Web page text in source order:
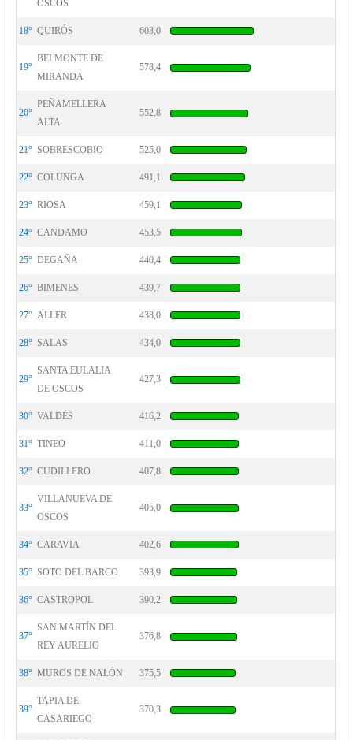
OSCOS
18° QUIRÓS 603,0
19°
BELMONTE DE
MIRANDA
578,4
20°
PEÑAMELLERA
ALTA
552,8
21° SOBRESCOBIO 525,0
22° COLUNGA 491,1
23° RIOSA 459,1
24° CANDAMO 453,5
25° DEGAÑA 440,4
26° BIMENES 439,7
27° ALLER 438,0
28° SALAS 434,0
29°
SANTA EULALIA
DE OSCOS
427,3
30° VALDÉS 416,2
31° TINEO 411,0
32° CUDILLERO 407,8
33°
VILLANUEVA DE
OSCOS
405,0
34° CARAVIA 402,6
35° SOTO DEL BARCO 393,9
36° CASTROPOL 390,2
37°
SAN MARTÍN DEL
REY AURELIO
376,8
38° MUROS DE NALÓN 375,5
39°
TAPIA DE
CASARIEGO
370,3